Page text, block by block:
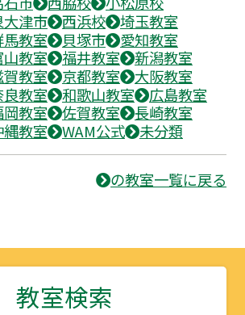
大津市 西浜校
埼玉教室
馬教室 貝塚市
愛知教室
山教室 福井教室
新潟教室
賀教室 京都教室
大阪教室
良教室 和歌山教室
広島教室
岡教室 佐賀教室
長崎教室
縄教室 WAM公式 未分類
の教室一覧に戻る
教室検索